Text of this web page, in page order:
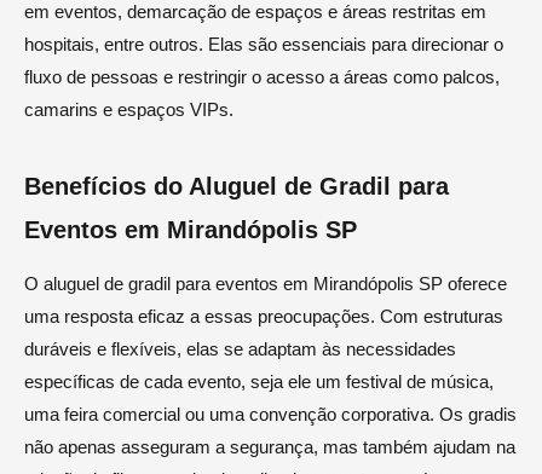
em eventos, demarcação de espaços e áreas restritas em
hospitais, entre outros. Elas são essenciais para direcionar o
fluxo de pessoas e restringir o acesso a áreas como palcos,
camarins e espaços VIPs.
Benefícios do Aluguel de Gradil para
Eventos em Mirandópolis SP
O aluguel de gradil para eventos em Mirandópolis SP oferece
uma resposta eficaz a essas preocupações. Com estruturas
duráveis e flexíveis, elas se adaptam às necessidades
específicas de cada evento, seja ele um festival de música,
uma feira comercial ou uma convenção corporativa. Os gradis
não apenas asseguram a segurança, mas também ajudam na